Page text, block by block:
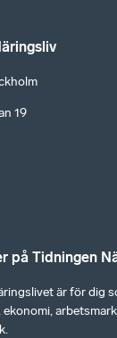
19
på Tidningen
är för dig